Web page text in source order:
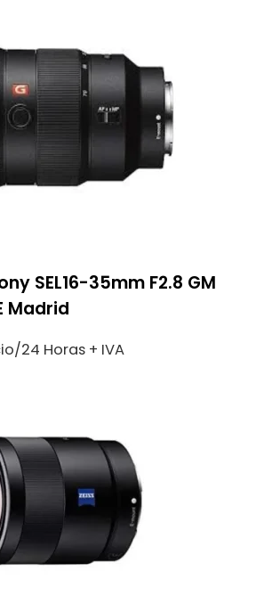
SEL16-35mm F2.8 GM
Madrid
24 Horas + IVA